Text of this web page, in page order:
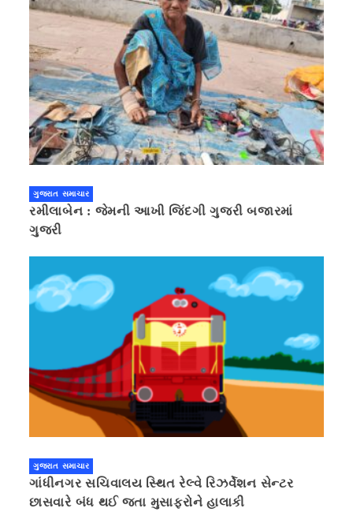
ગુજરાત સમાચાર
રમીલાબેન : જેમની આખી જિંદગી ગુજરી બજારમાં
ગુજરી
ગુજરાત સમાચાર
ગાંધીનગર સચિવાલય સ્થિત રેલ્વે રિઝર્વેશન સેન્ટર
છાસવારે બંધ થઈ જતા મુસાફરોને હાલાકી